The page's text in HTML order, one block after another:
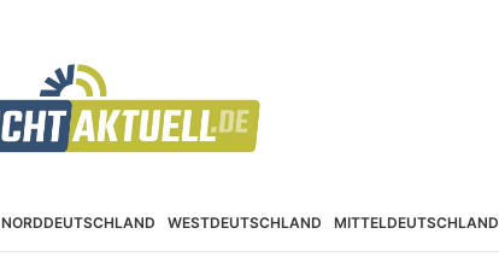
NORDDEUTSCHLAND WESTDEUTSCHLAND MITTELDEUTSCHLAND